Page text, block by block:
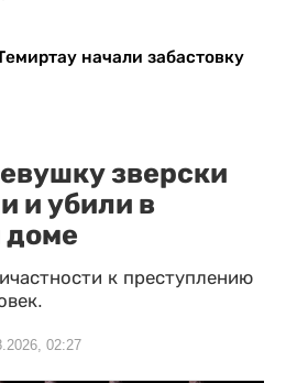
начали забастовку
зверски
и убили в
доме
к преступлению
02:27